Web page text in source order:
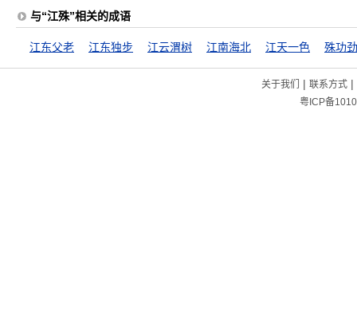
与“江殊”相关的成语
江东父老 江东独步 江云渭树 江南海北 江天一色 殊功
关于我们 | 联系方式|
粤ICP备